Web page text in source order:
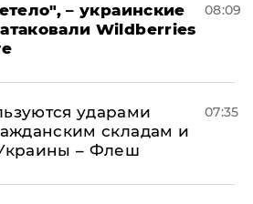
– украинские
Wildberries
08:09
ударами
складам и
– Флеш
07:35